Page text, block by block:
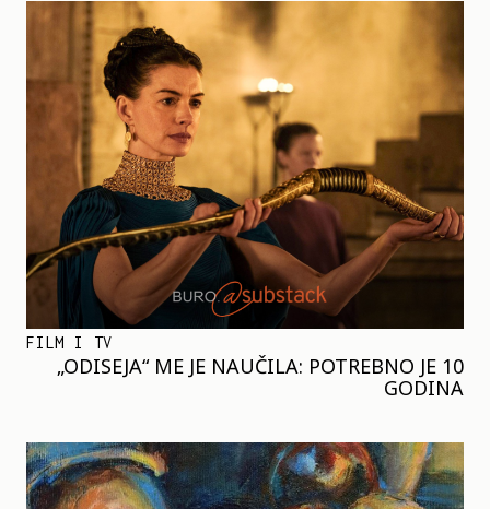
FILM I TV
„ODISEJA“ ME JE NAUČILA: POTREBNO JE 10
GODINA